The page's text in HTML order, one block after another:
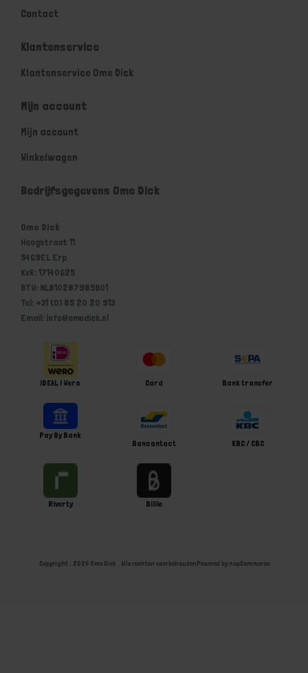
Contact
Klantenservice
Klantenservice Ome Dick
Mijn account
Mijn account
Winkelwagen
Bedrijfsgegevens Ome Dick
Ome Dick
Hoogstraat 11
5469EL Erp
KvK: 17140625
BTW: NL810287985B01
Tel: +31 (0) 85 20 20 913
Email: info@omedick.nl
iDEAL | Wero Card Bank transfer
Pay By Bank
Bancontact
KBC / CBC
Riverty Billie
Copyright ; 2026 Ome Dick . Alle rechten voorbehoudenPowered by nopCommerce